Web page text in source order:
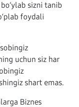
sizni tanib
foydali
uchun siz har
shart emas.
Biznes